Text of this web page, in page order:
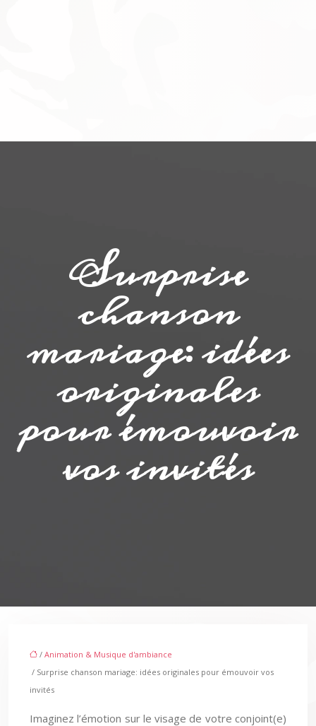
Surprise
chanson
mariage: idées
originales
pour émouvoir
vos invités
/ Animation & Musique d'ambiance
/ Surprise chanson mariage: idées originales pour émouvoir vos
invités
Imaginez l’émotion sur le visage de votre conjoint(e)